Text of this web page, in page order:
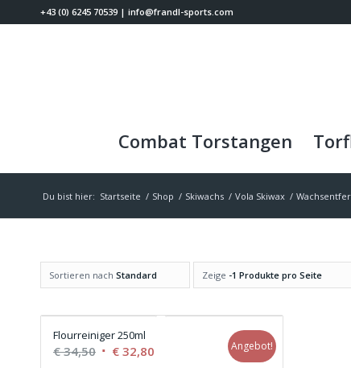
+43 (0) 6245 70539 | info@frandl-sports.com
Combat Torstangen
Du bist hier: Startseite / Shop / Skiwachs / Vola Skiwax /
Sortieren nach Standard Zeige -1 Produkte pro Seite
Flourreiniger 250ml
€34,50 Ursprünglicher
€ 32,80 Angebot!